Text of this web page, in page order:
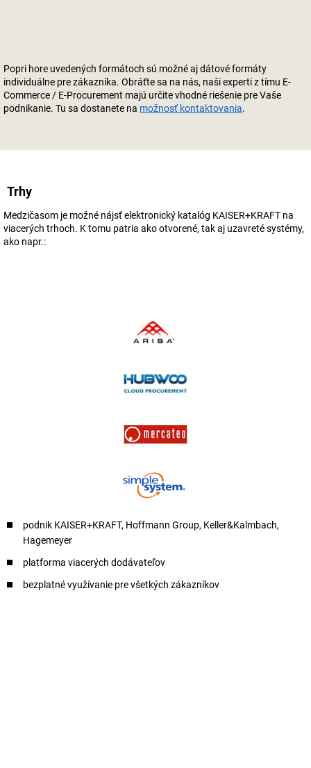
Popri hore uvedených formátoch sú možné aj dátové formáty
individuálne pre zákazníka. Obráťte sa na nás, naši experti z tímu E-
Commerce / E-Procurement majú určite vhodné riešenie pre Vaše
podnikanie. Tu sa dostanete na možnosť kontaktovania.
Trhy
Medzičasom je možné nájsť elektronický katalóg KAISER+KRAFT na
viacerých trhoch. K tomu patria ako otvorené, tak aj uzavreté systémy,
ako napr.:
podnik KAISER+KRAFT, Hoffmann Group, Keller&Kalmbach,
Hagemeyer
platforma viacerých dodávateľov
bezplatné využívanie pre všetkých zákazníkov